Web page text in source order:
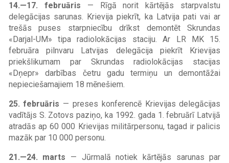
14.—17. februāris — Rīgā norit kārtējās starpvalstu
delegācijas sarunas. Krievija piekrīt, ka Latvija pati vai ar
trešās puses starpniecību drīkst demontēt Skrundas
«Darjal-UM» tipa radiolokācijas staciju. Ar LR MK 15.
februāra pilnvaru Latvijas delegācija piekrīt Krievijas
priekšlikumam par Skrundas radiolokācijas stacijas
«Dņepr» darbības četru gadu termiņu un demontāžai
nepieciešamajiem 18 mēnešiem.
25. februāris — preses konferencē Krievijas delegācijas
vadītājs S. Zotovs paziņo, ka 1992. gada 1. februārī Latvijā
atradās ap 60 000 Krievijas militārpersonu, tagad ir palicis
mazāk par 10 000 personu.
21.—24. marts — Jūrmalā notiek kārtējās sarunas par